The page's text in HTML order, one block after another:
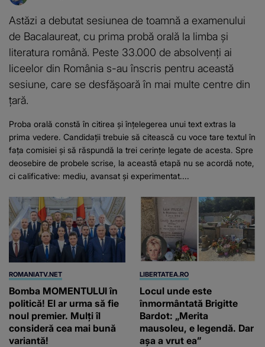
Astăzi a debutat sesiunea de toamnă a examenului
de Bacalaureat, cu prima probă orală la limba și
literatura română. Peste 33.000 de absolvenți ai
liceelor din România s-au înscris pentru această
sesiune, care se desfășoară în mai multe centre din
țară.
Proba orală constă în citirea și înțelegerea unui text extras la
prima vedere. Candidații trebuie să citească cu voce tare textul în
fața comisiei și să răspundă la trei cerințe legate de acesta. Spre
deosebire de probele scrise, la această etapă nu se acordă note,
ci calificative: mediu, avansat și experimentat....
ROMANIATV.NET
Bomba MOMENTULUI în
politică! El ar urma să fie
noul premier. Mulți îl
consideră cea mai bună
variantă!
LIBERTATEA.RO
Locul unde este
înmormântată Brigitte
Bardot: „Merita
mausoleu, e legendă. Dar
așa a vrut ea”